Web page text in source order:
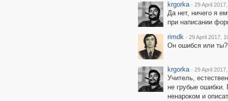
krgorka · 29 April
Да нет, ничего я
при написании
rimdk · 29 April 2017,
Он ошибся или
krgorka · 29 April
Учитель,
не грубые
ненароком и